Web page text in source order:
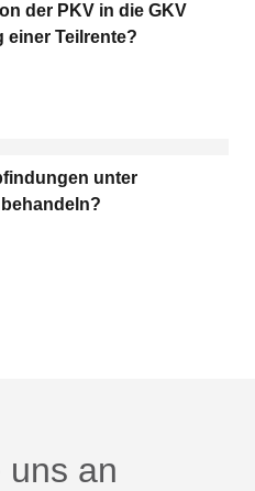
der PKV in die GKV
einer Teilrente?
unter
uns an